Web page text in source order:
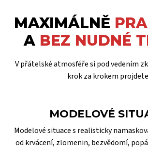
MAXIMÁLNĚ
A BEZ NUDNÉ
V přátelské atmosféře si pod vedením
krok za krokem
MODELOVÉ
Modelové situace s realisticky
od krvácení, zlomenin, bezvědomí,